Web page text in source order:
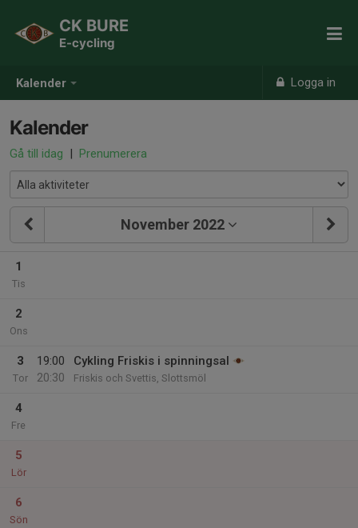
Kalender Logga in
CK BURE
E-cycling
Kalender
Gå till idag | Prenumerera
November 2022
1
Tis
2
Ons
3
Tor
19:00
20:30
Cykling Friskis i spinningsal
Friskis och Svettis, Slottsmöl
4
Fre
5
Lör
6
Sön